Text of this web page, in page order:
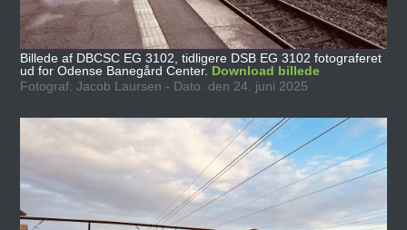
Billede af DBCSC EG 3102, tidligere DSB EG 3102 fotograferet
ud for Odense Banegård Center. Download billede
Fotograf: Jacob Laursen - Dato: den 24. juni 2025